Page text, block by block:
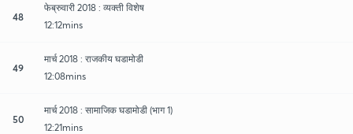
48
फेब्रुवारी 2018 : व्यक्ती विशेष
12:12mins
49
मार्च 2018 : राजकीय घडामोडी
12:08mins
50
मार्च 2018 : सामाजिक घडामोडी (भाग 1)
12:21mins